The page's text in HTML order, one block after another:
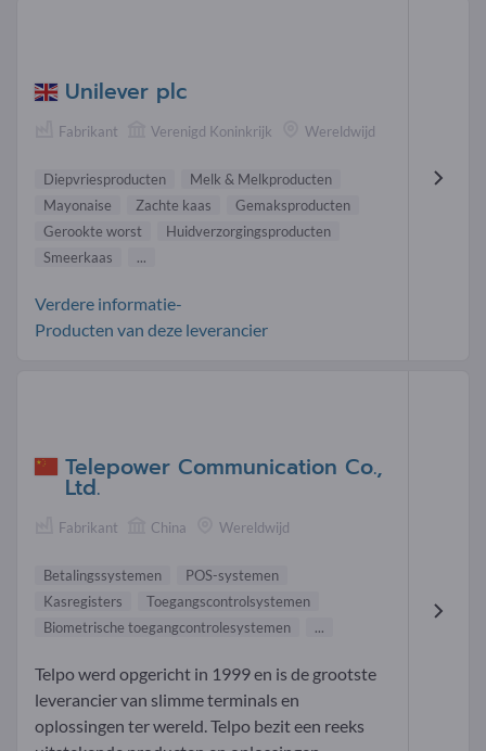
Unilever plc
Fabrikant Verenigd Koninkrijk Wereldwijd
Diepvriesproducten
Melk & Melkproducten
Mayonaise
Zachte kaas
Gemaksproducten
Gerookte worst
Huidverzorgingsproducten
Smeerkaas
...
Verdere informatie-
Producten van deze leverancier
Telepower Communication Co.,
Ltd.
Fabrikant China Wereldwijd
Betalingssystemen
POS-systemen
Kasregisters
Toegangscontrolsystemen
Biometrische toegangcontrolesystemen
...
Telpo werd opgericht in 1999 en is de grootste
leverancier van slimme terminals en
oplossingen ter wereld. Telpo bezit een reeks